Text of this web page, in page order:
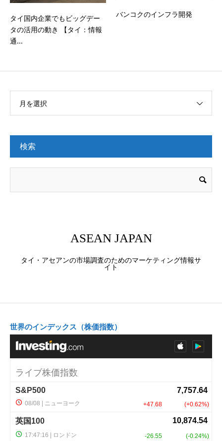
タイ国内企業でもビッグデー
タの活用の動き 【タイ：情報
通...
バンコクのインフラ開発
月を選択
検索
ASEAN JAPAN
タイ・アセアンの市場調査のためのマーケティング情報サ
イト
世界のインデックス（株価指数）